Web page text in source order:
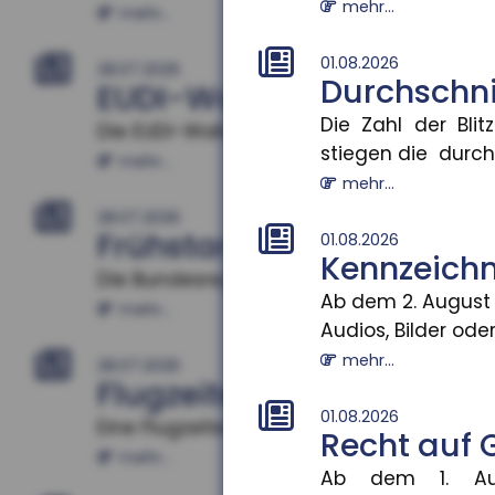
mehr...
01.08.2026
Die Zahl der
stiegen die
mehr...
01.08.2026
Ab dem 2.
Audios, Bilder
mehr...
01.08.2026
Recht auf
Ab dem 1.
mehr...
EUDI-Wallet: Digitale
Die EUDI-Wallet soll ab 2027
mehr...
Frühstart-Rente: Zeit
Die Bundesregierung plant die
mehr...
Flugzeitenänderung:
Eine Flugzeitenänderung kann einen
mehr...